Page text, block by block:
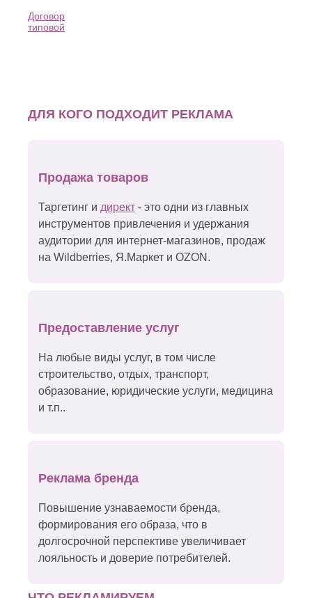
Договор
типовой
ДЛЯ КОГО ПОДХОДИТ РЕКЛАМА
Продажа товаров
Таргетинг и директ - это одни из главных
инструментов привлечения и удержания
аудитории для интернет-магазинов, продаж
на Wildberries, Я.Маркет и OZON.
Предоставление услуг
На любые виды услуг, в том числе
строительство, отдых, транспорт,
образование, юридические услуги, медицина
и т.п..
Реклама бренда
Повышение узнаваемости бренда,
формирования его образа, что в
долгосрочной перспективе увеличивает
лояльность и доверие потребителей.